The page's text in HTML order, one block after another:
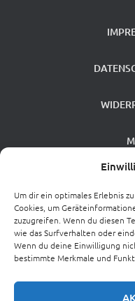
Um dir ein optimales Erlebnis
Cookies, um
zuzugreifen. Wenn du diesen
wie das Surfverhalten oder
Wenn du deine Einwilligung
bestimmte Merkmale und